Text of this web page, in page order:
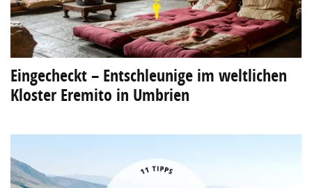
Eingecheckt – Entschleunige im weltlichen
Kloster Eremito in Umbrien